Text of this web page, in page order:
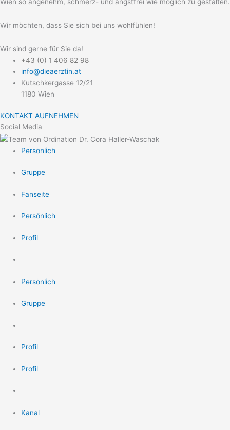
Wir möchten, dass Sie sich bei uns wohlfühlen!
Wir sind gerne für Sie da!
+43 (0) 1 406 82 98
info@dieaerztin.at
Kutschkergasse 12/21
1180 Wien
KONTAKT AUFNEHMEN
Social Media
Persönlich
Gruppe
Fanseite
Persönlich
Profil
Persönlich
Gruppe
Profil
Profil
Kanal